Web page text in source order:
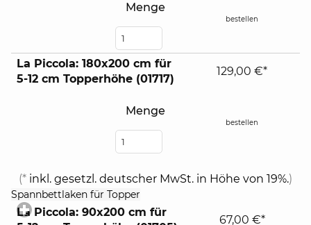
Menge
bestellen
La Piccola: 180x200 cm für
5-12 cm Topperhöhe (01717)
Menge
129,00 €*
bestellen
(* inkl. gesetzl. deutscher MwSt. in Höhe von 19%.)
Spannbettlaken für Topper
expand
La Piccola: 90x200 cm für
67,00 €*